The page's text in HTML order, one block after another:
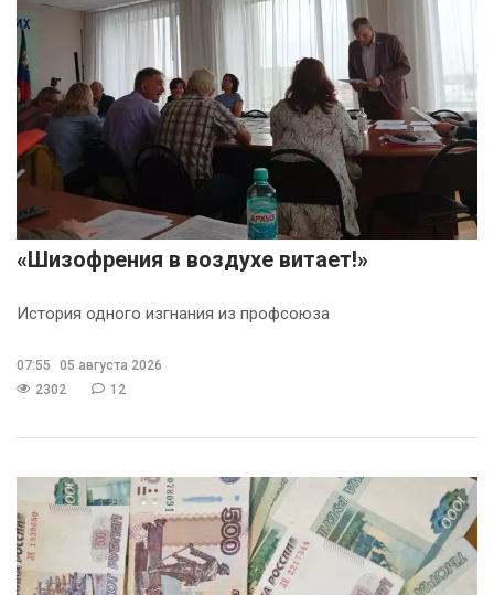
«Шизофрения в воздухе витает!»
История одного изгнания из профсоюза
07:55
05 августа 2026
2302
12